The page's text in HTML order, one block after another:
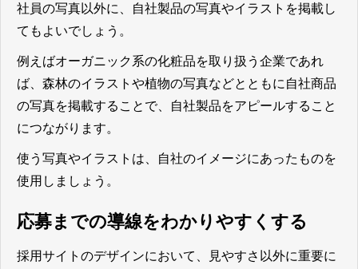
社員の写真以外に、自社製品の写真やイラストを掲載し
てもよいでしょう。
例えばオーガニック系の化粧品を取り扱う企業であれ
ば、森林のイラストや植物の写真などとともに自社商品
の写真を掲載することで、自社製品をアピールすること
につながります。
使う写真やイラストは、自社のイメージにあったものを
使用しましょう。
応募までの導線をわかりやすくする
採用サイトのデザインにおいて、見やすさ以外に重要に